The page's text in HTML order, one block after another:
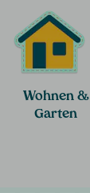
Wohnen &
Garten